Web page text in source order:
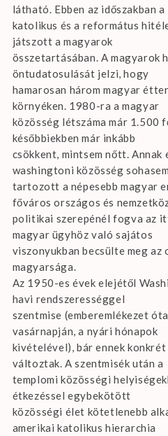
látható. Ebben az időszakban a
katolikus és a református
játszott a magyarok
összetartásában. A magyarok
öntudatosulását jelzi, hogy
hamarosan három magyar
környéken. 1980-ra a magyar
közösség létszáma már 1.500
későbbiekben már inkább
csökkent, mintsem nőtt. Annak
washingtoni közösség sohasem
tartozott a népesebb magyar
főváros országos és
politikai szerepénél fogva az
magyar ügyhöz való sajátos
viszonyukban becsülte meg az
magyarsága.
Az 1950-es évek elejétől
havi rendszerességgel
szentmise (emberemlékezet
vasárnapján, a nyári hónapok
kivételével), bár ennek
változtak. A szentmisék után a
templomi közösségi
étkezéssel egybekötött
közösségi élet kötetlenebb
amerikai katolikus hierarchia